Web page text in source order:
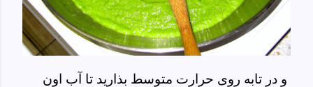
و در تابه روی حرارت متوسط بذارید تا آب اون